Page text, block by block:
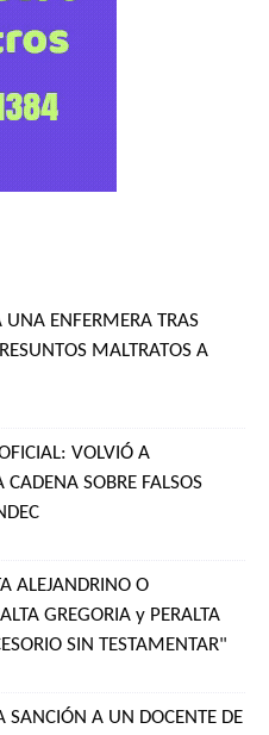
UNA ENFERMERA TRAS
MALTRATOS A
VOLVIÓ A
CADENA SOBRE FALSOS
ALEJANDRINO O
GREGORIA y PERALTA
SIN TESTAMENTAR"
SANCIÓN A UN DOCENTE DE